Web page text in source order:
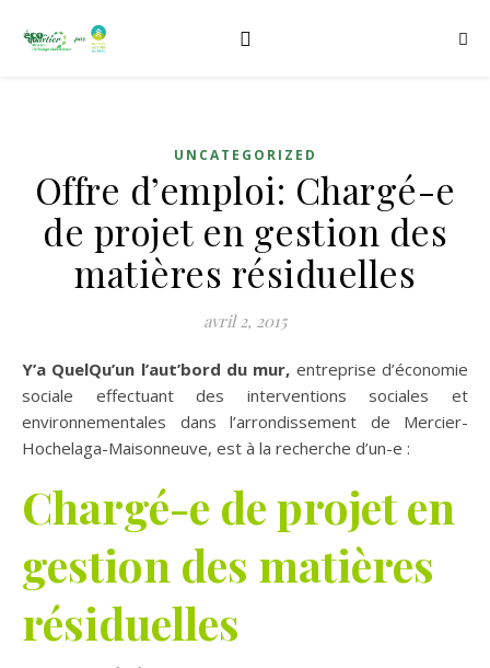
UNCATEGORIZED
Offre d’emploi: Chargé-e
de projet en gestion des
matières résiduelles
avril 2, 2015
Y’a QuelQu’un l’aut’bord du mur, entreprise d’économie
sociale effectuant des interventions sociales et
environnementales dans l’arrondissement de Mercier-
Hochelaga-Maisonneuve, est à la recherche d’un-e :
Chargé-e de projet en
gestion des matières
résiduelles